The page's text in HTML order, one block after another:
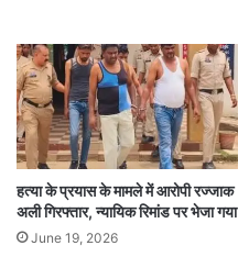
हत्या के प्रयास के मामले में आरोपी रज्जाक
अली गिरफ्तार, न्यायिक रिमांड पर भेजा गया
June 19, 2026